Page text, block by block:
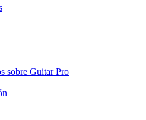
sobre Guitar Pro